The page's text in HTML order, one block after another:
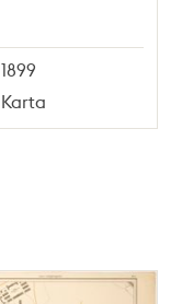
1899
Karta